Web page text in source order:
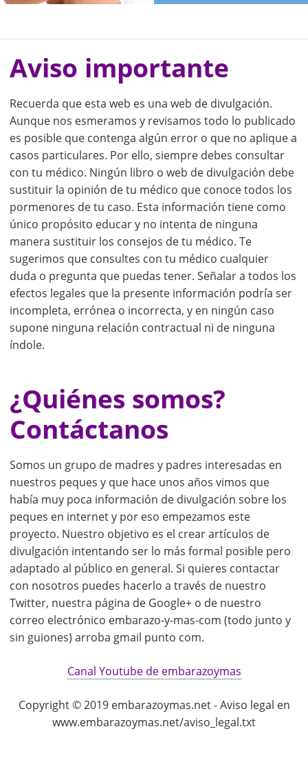
Aviso importante
Recuerda que esta web es una web de divulgación.
Aunque nos esmeramos y revisamos todo lo publicado
es posible que contenga algún error o que no aplique a
casos particulares. Por ello, siempre debes consultar
con tu médico. Ningún libro o web de divulgación debe
sustituir la opinión de tu médico que conoce todos los
pormenores de tu caso. Esta información tiene como
único propósito educar y no intenta de ninguna
manera sustituir los consejos de tu médico. Te
sugerimos que consultes con tu médico cualquier
duda o pregunta que puedas tener. Señalar a todos los
efectos legales que la presente información podría ser
incompleta, errónea o incorrecta, y en ningún caso
supone ninguna relación contractual ni de ninguna
índole.
¿Quiénes somos?
Contáctanos
Somos un grupo de madres y padres interesadas en
nuestros peques y que hace unos años vimos que
había muy poca información de divulgación sobre los
peques en internet y por eso empezamos este
proyecto. Nuestro objetivo es el crear artículos de
divulgación intentando ser lo más formal posible pero
adaptado al público en general. Si quieres contactar
con nosotros puedes hacerlo a través de nuestro
Twitter, nuestra página de Google+ o de nuestro
correo electrónico embarazo-y-mas-com (todo junto y
sin guiones) arroba gmail punto com.
Canal Youtube de embarazoymas
Copyright © 2019 embarazoymas.net - Aviso legal en
www.embarazoymas.net/aviso_legal.txt